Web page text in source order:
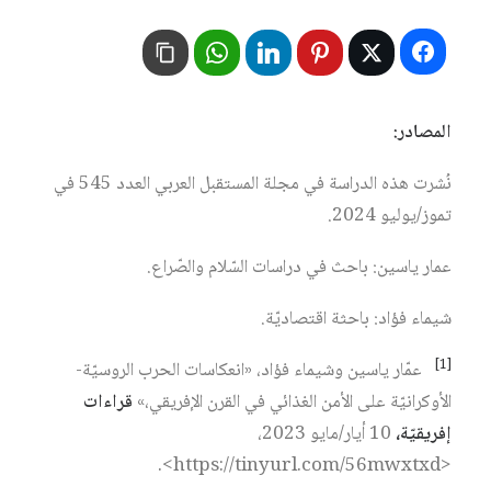
المصادر:
نُشرت هذه الدراسة في مجلة المستقبل العربي العدد 545 في
تموز/يوليو 2024.
عمار ياسين: باحث في دراسات السّلام والصّراع.
شيماء فؤاد: باحثة اقتصاديّة.
[1]
عمّار ياسين وشيماء فؤاد، «انعكاسات الحرب الروسيّة-
الأوكرانيّة على الأمن الغذائي في القرن الإفريقي،» قراءات
إفريقيّة،
10 أيار/مايو 2023،
<https://tinyurl.com/56mwxtxd>.